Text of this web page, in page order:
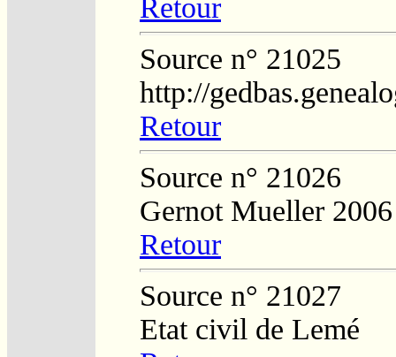
Retour
Source n° 21025
http://
Retour
Source n° 21026
Gernot Mueller 2006
Retour
Source n° 21027
Etat civil de Lemé